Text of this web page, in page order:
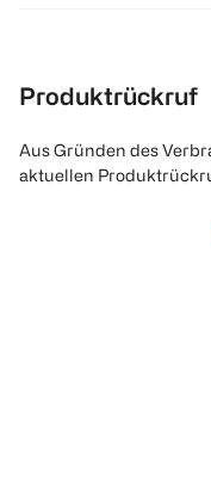
Produktrückruf
Aus Gründen des
aktuellen